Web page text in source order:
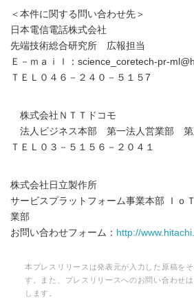
＜本件に関する問い合わせ先＞
日本電信電話株式会社
先端技術総合研究所 広報担当
Ｅ－ｍａｉｌ：science_coretech-pr-
ＴＥＬ０４６－２４０－５１５7
株式会社ＮＴＴドコモ
法人ビジネス本部 第一法人営業部 第
ＴＥＬ０３－５１５６－２０４１
株式会社日立製作所
サービスプラットフォーム事業本部 Ｉｏ
業部
お問い合わせフォーム： http://
本プレスリリースは発表元が入力した原稿を
す。また、プレスリリースへのお問い合わせ
します。